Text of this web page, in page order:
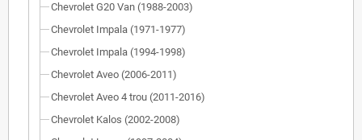
Chevrolet G20 Van (1988-2003)
Chevrolet Impala (1971-1977)
Chevrolet Impala (1994-1998)
Chevrolet Aveo (2006-2011)
Chevrolet Aveo 4 trou (2011-2016)
Chevrolet Kalos (2002-2008)